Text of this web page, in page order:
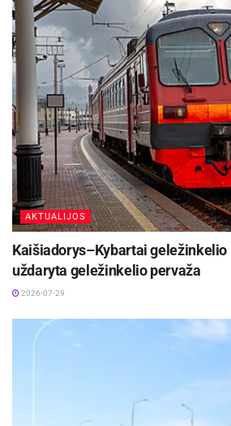
kortelę, kuria naudodamiesi
kultūriniams vizitams,
vietos transportui,
Žymos: ES Traukiniai
AKTUALIJOS
Kaišiadorys–Kybartai
uždaryta geležinkelio pervaža
2026-07-29